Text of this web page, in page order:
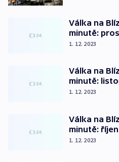
Válka na
minutě:
1. 12. 2023
Válka na
minutě:
1. 12. 2023
Válka na
minutě: říjen
1. 12. 2023